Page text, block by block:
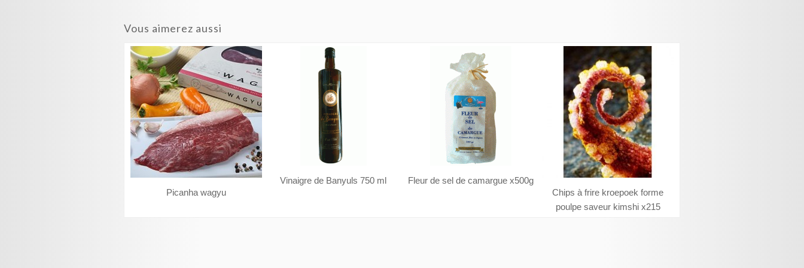
Vous aimerez aussi
Picanha wagyu
Vinaigre de Banyuls 750 ml
Fleur de sel de camargue x500g
Chips à frire kroepoek forme
poulpe saveur kimshi x215